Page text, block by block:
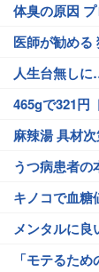
体臭の原因
医師が勧める
人生台無し
465gで321円
麻辣湯 具材
うつ病患者
キノコで血糖
メンタルに良
「モテるた